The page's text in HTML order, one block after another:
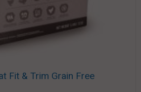
Fit & Trim Grain Free